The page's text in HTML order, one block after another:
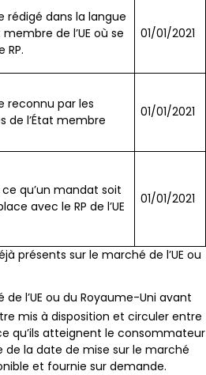
rédigé dans la langue
membre de l’UE où se
RP.
01/01/2021
reconnu par les
de l’État membre
01/01/2021
ce qu’un mandat soit
avec le RP de l’UE
01/01/2021
présents sur le marché de l’UE ou
l’UE ou du Royaume-Uni avant
mis à disposition et circuler entre
qu’ils atteignent le consommateur
de la date de mise sur le marché
et fournie sur demande.